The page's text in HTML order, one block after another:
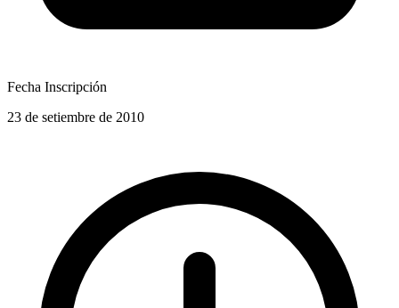
Fecha Inscripción
23 de setiembre de 2010